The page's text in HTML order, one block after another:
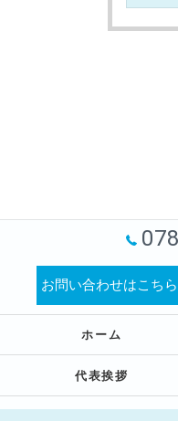
お問い合わせはこちら
ホーム
代表挨拶